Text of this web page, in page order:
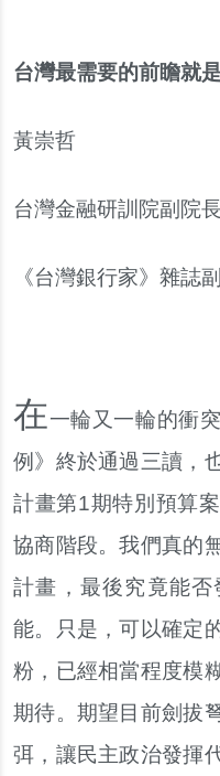
台灣最需要的前瞻就
黃崇哲
台灣金融研訓院副院
《台灣銀行家》雜誌
在一輪又一輪的衝
例》終於通過三讀，
計畫第1期特別預算
協商階段。我們真的
計畫，最後究竟能
能。只是，可以確定
粉，已經相當程度模
期待。期望目前劍拔
弭，讓民主政治發揮